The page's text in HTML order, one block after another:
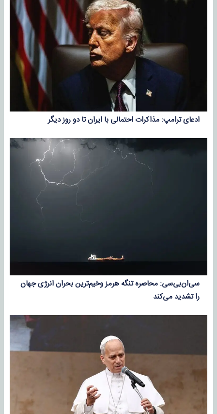
ادعای ترامپ: مذاکرات احتمالی با ایران تا دو روز دیگر
سی‌ان‌بی‌سی: محاصره تنگه هرمز وخیم‌ترین بحران انرژی جهان
را تشدید می‌کند